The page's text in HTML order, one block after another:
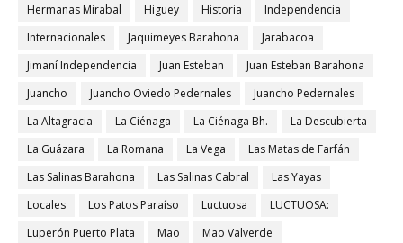
Hermanas Mirabal
Higuey Historia
Independencia
Internacionales
Jaquimeyes Barahona
Jarabacoa
Jimaní Independencia
Juan Esteban
Juan Esteban Barahona
Juancho
Juancho Oviedo Pedernales
Juancho Pedernales
La Altagracia
La Ciénaga La Ciénaga Bh.
La Descubierta
La Guázara
La Romana La Vega
Las Matas de Farfán
Las Salinas Barahona
Las Salinas Cabral
Las Yayas
Locales
Los Patos Paraíso Luctuosa
LUCTUOSA:
Luperón Puerto Plata
Mao
Mao Valverde